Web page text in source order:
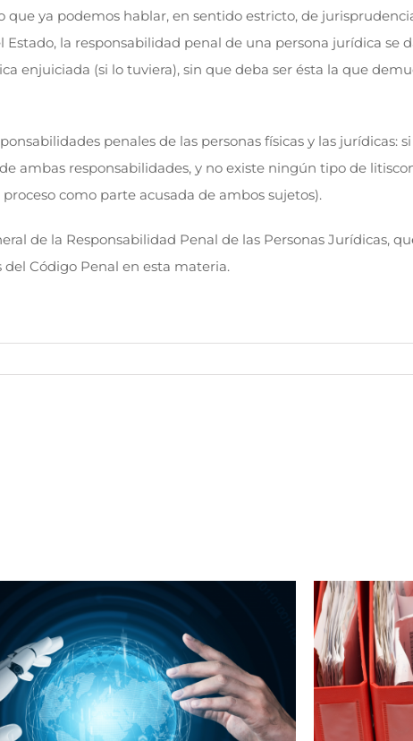
ya podemos hablar, en sentido estricto, de
la responsabilidad penal de una persona jurídica se
enjuiciada (si lo tuviera), sin que deba ser ésta la que
penales de las personas físicas y las jurídicas:
ambas responsabilidades, y no existe ningún tipo de
como parte acusada de ambos sujetos).
de la Responsabilidad Penal de las Personas Jurídicas,
Código Penal en esta materia.